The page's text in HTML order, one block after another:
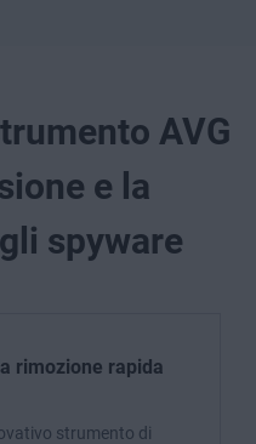
AVG
e la
spyware
rimozione rapida
strumento di